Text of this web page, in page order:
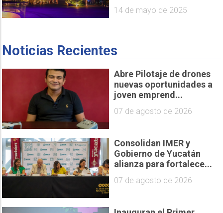
14 de mayo de 2025
Noticias Recientes
Abre Pilotaje de drones
nuevas oportunidades a
joven emprend...
07 de agosto de 2026
Consolidan IMER y
Gobierno de Yucatán
alianza para fortalece...
07 de agosto de 2026